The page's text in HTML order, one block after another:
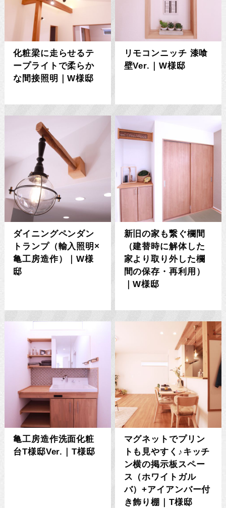
化粧梁に走らせるテ
ープライトで柔らか
な間接照明｜W様邸
リモコンニッチ 漆喰
壁Ver.｜W様邸
ダイニングペンダン
トランプ（輸入照明×
亀工房造作）｜W様
邸
新旧の家も繋ぐ欄間
（建替時に解体した
家より取り外した欄
間の保存・再利用）
｜W様邸
亀工房造作洗面化粧
台T様邸Ver.｜T様邸
マグネットでプリン
トも見やすく♪キッチ
ン横の掲示板スペー
ス（ホワイトガル
バ）+アイアンバー付
き飾り棚｜T様邸